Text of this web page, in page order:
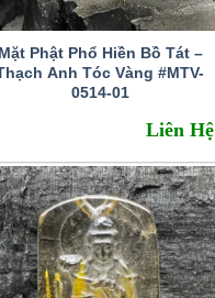
Mặt Phật Phổ Hiền Bồ Tát –
Anh Tóc Vàng #MTV-
0514-01
Liên Hệ